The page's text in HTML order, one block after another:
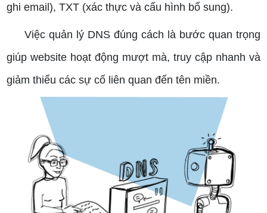
ghi email), TXT (xác thực và cấu hình bổ sung).
Việc quản lý DNS đúng cách là bước quan trọng
giúp website hoạt động mượt mà, truy cập nhanh và
giảm thiểu các sự cố liên quan đến tên miền.